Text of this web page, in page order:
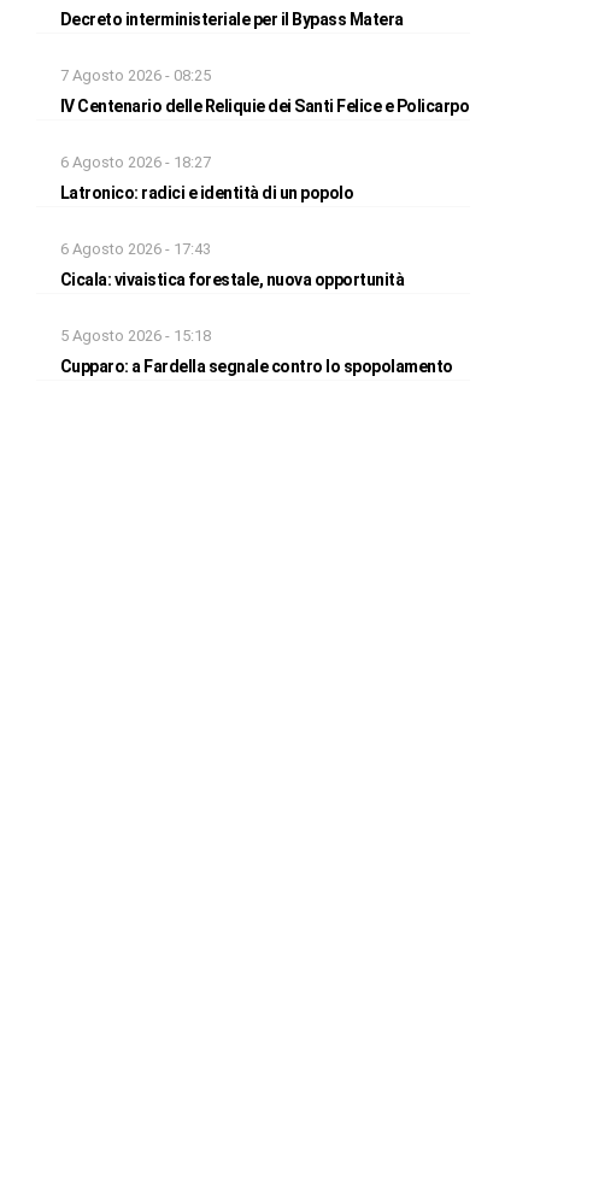
Decreto interministeriale per il Bypass Matera
7 Agosto 2026 - 08:25
IV Centenario delle Reliquie dei Santi Felice e Policarpo
6 Agosto 2026 - 18:27
Latronico: radici e identità di un popolo
6 Agosto 2026 - 17:43
Cicala: vivaistica forestale, nuova opportunità
5 Agosto 2026 - 15:18
Cupparo: a Fardella segnale contro lo spopolamento